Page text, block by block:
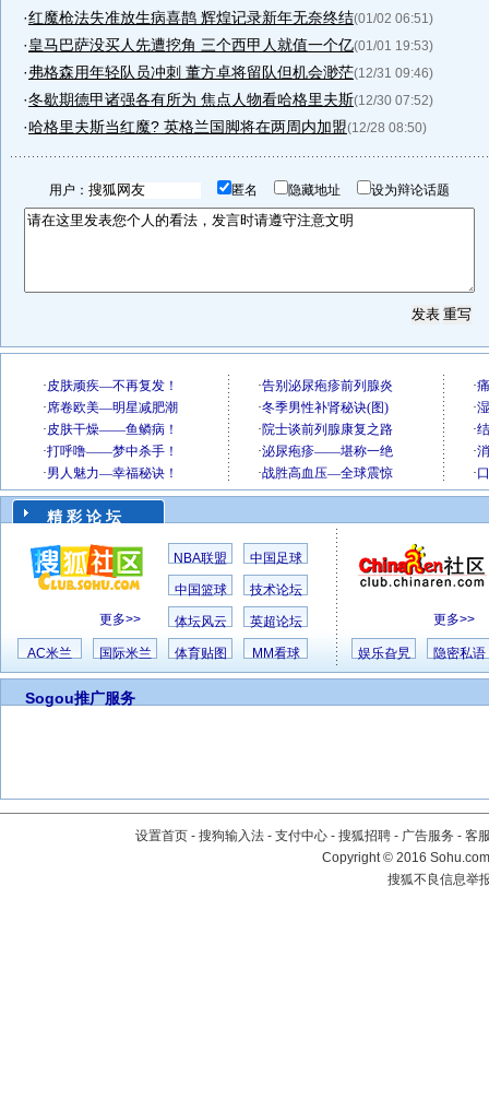
·红魔枪法失准放生病喜鹊 辉煌记录新年无奈终结(01/02 06:51)
·皇马巴萨没买人先遭挖角 三个西甲人就值一个亿(01/01 19:53)
·弗格森用年轻队员冲刺 董方卓将留队但机会渺茫(12/31 09:46)
·冬歇期德甲诸强各有所为 焦点人物看哈格里夫斯(12/30 07:52)
·哈格里夫斯当红魔? 英格兰国脚将在两周内加盟(12/28 08:50)
用户： 匿名 隐藏地址 设为辩论话题
精 彩 论 坛
更多>>
NBA联盟 中国足球
中国篮球 技术论坛
体坛风云 英超论坛
AC米兰 国际米兰 体育贴图 MM看球
更多>>
娱乐旮旯 隐密私语
Sogou推广服务
设置首页 - 搜狗输入法 - 支付中心 - 搜狐招聘 - 广告服务 - 客
Copyright©2016
搜狐不良信息举